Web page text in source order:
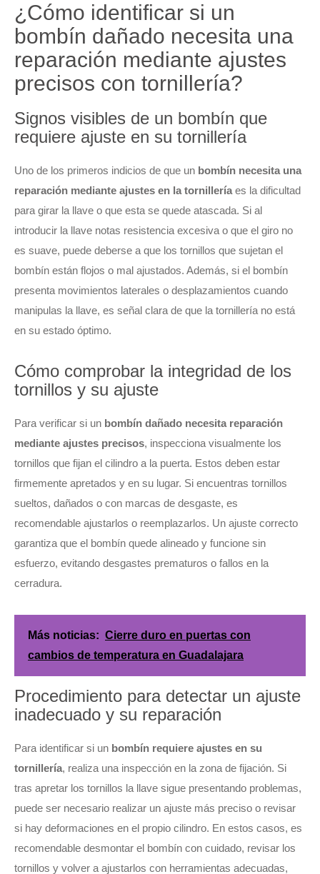
¿Cómo identificar si un
bombín dañado necesita una
reparación mediante ajustes
precisos con tornillería?
Signos visibles de un bombín que
requiere ajuste en su tornillería
Uno de los primeros indicios de que un bombín necesita una
reparación mediante ajustes en la tornillería es la dificultad
para girar la llave o que esta se quede atascada. Si al
introducir la llave notas resistencia excesiva o que el giro no
es suave, puede deberse a que los tornillos que sujetan el
bombín están flojos o mal ajustados. Además, si el bombín
presenta movimientos laterales o desplazamientos cuando
manipulas la llave, es señal clara de que la tornillería no está
en su estado óptimo.
Cómo comprobar la integridad de los
tornillos y su ajuste
Para verificar si un bombín dañado necesita reparación
mediante ajustes precisos, inspecciona visualmente los
tornillos que fijan el cilindro a la puerta. Estos deben estar
firmemente apretados y en su lugar. Si encuentras tornillos
sueltos, dañados o con marcas de desgaste, es
recomendable ajustarlos o reemplazarlos. Un ajuste correcto
garantiza que el bombín quede alineado y funcione sin
esfuerzo, evitando desgastes prematuros o fallos en la
cerradura.
Más noticias: Cierre duro en puertas con
cambios de temperatura en Guadalajara
Procedimiento para detectar un ajuste
inadecuado y su reparación
Para identificar si un bombín requiere ajustes en su
tornillería, realiza una inspección en la zona de fijación. Si
tras apretar los tornillos la llave sigue presentando problemas,
puede ser necesario realizar un ajuste más preciso o revisar
si hay deformaciones en el propio cilindro. En estos casos, es
recomendable desmontar el bombín con cuidado, revisar los
tornillos y volver a ajustarlos con herramientas adecuadas,